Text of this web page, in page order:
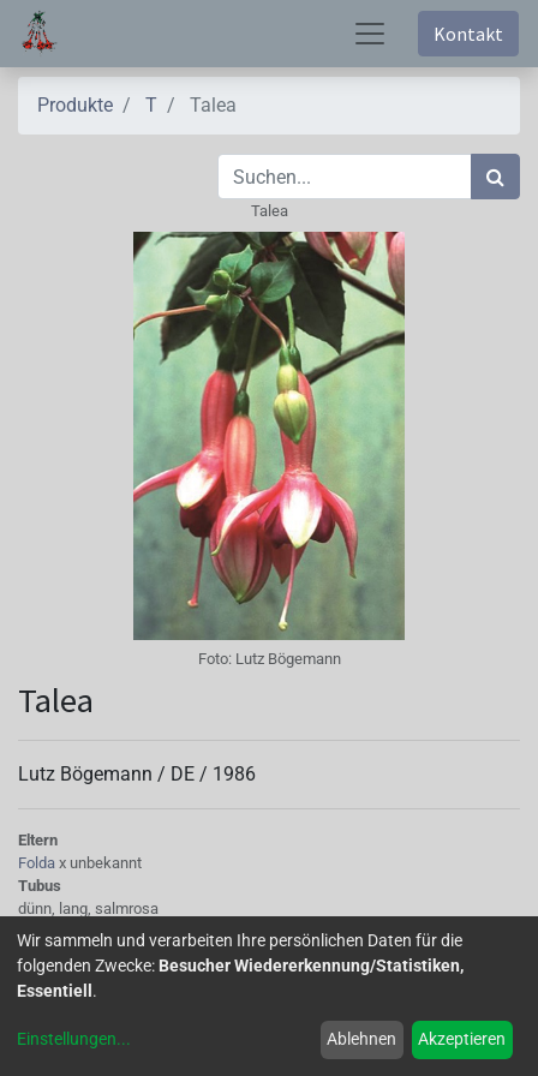
Kontakt
Produkte T Talea
Talea
Foto: Lutz Bögemann
Talea
Lutz Bögemann / DE / 1986
Eltern
Folda x unbekannt
Tubus
dünn, lang, salmrosa
Sepalen
karminrosa mit schwach gelbgrünen Spitzen
Korolle/Petalen
hellviolettblau mit karminroter Basis und Äderung und kleinen Petaloiden
einfach, kleinblütig
Wir sammeln und verarbeiten Ihre persönlichen Daten für die
folgenden Zwecke: Besucher Wiedererkennung/Statistiken,
Essentiell .
Einstellungen... Ablehnen Akzeptieren